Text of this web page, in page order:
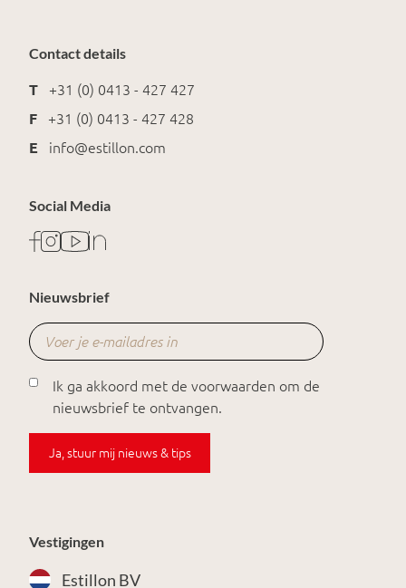
Contact details
T
+31 (0) 0413 - 427 427
F
+31 (0) 0413 - 427 428
E
info@estillon.com
Nieuwsbrief
Ik ga akkoord met de voorwaarden om de
nieuwsbrief te ontvangen.
Ja, stuur mij nieuws & tips
Social Media
Vestigingen
Estillon BV